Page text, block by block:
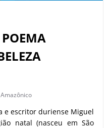
e escritor duriense Miguel
natal (nasceu em São